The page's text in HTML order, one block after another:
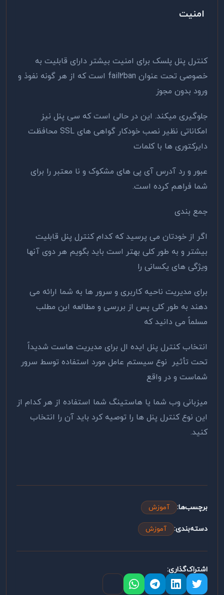
امنیت
کنترل پنل پلسک برای امنیت بیشتر دارای قابلیت به
خصوصی تحت عنوان fail2ban است که از هر گونه نفوذ و
ورود بدون مجوز
جلوگیری میکند. این در حالی است که سی پنل نیز
امکاناتی نظیر نصب خودکار گواهی های SSL محافظت
دایرکتوری ها با کلمات
عبور و رد آدرس آی پی های مشکوک و نا معتبر را برای
شما فراهم کرده است.
جمع بندی
اگر از خودتان می پرسید که کدام کنترل پنل قابلیت
بیشتر و به طور کلی بهتر است باید بگویم هر دوی آنها
ویژگی های یکسانی را
برای مدیریت ناحیه کاربری و سرور ها به شما ارائه می
دهند به طور کلی پس از بررسی و مطالعه این مطلب
مسلماً می دانید که
انتخاب کنترل پنل ایده ال برای مدیریت هاست شدیداً
تحت تأثیر نوع سیستم عامل مورد استفاده توسط سرور
شماست و در واقع
میزبانی وب شما یا هاستینگ شما استفاده از هر کدام از
این نوع کنترل پنل ها را توصیه کرد باید آن را انتخاب
کنید.
برچسب‌ها: آموزش
دسته‌بندی: آموزش
اشتراک‌گذاری: